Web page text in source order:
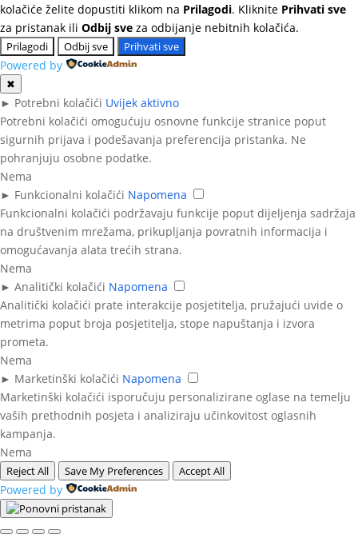
kolačiće želite dopustiti klikom na Prilagodi. Kliknite Prihvati sve
za pristanak ili Odbij sve za odbijanje nebitnih kolačića.
Prilagodi Odbij sve Prihvati sve
Powered by
✖
► Potrebni kolačići Uvijek aktivno
Potrebni kolačići omogućuju osnovne funkcije stranice poput
sigurnih prijava i podešavanja preferencija pristanka. Ne
pohranjuju osobne podatke.
Nema
► Funkcionalni kolačići Napomena
Funkcionalni kolačići podržavaju funkcije poput dijeljenja sadržaja
na društvenim mrežama, prikupljanja povratnih informacija i
omogućavanja alata trećih strana.
Nema
► Analitički kolačići Napomena
Analitički kolačići prate interakcije posjetitelja, pružajući uvide o
metrima poput broja posjetitelja, stope napuštanja i izvora
prometa.
Nema
► Marketinški kolačići Napomena
Marketinški kolačići isporučuju personalizirane oglase na temelju
vaših prethodnih posjeta i analiziraju učinkovitost oglasnih
kampanja.
Nema
Reject All Save My Preferences Accept All
Powered by